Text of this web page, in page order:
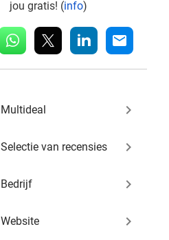
jou gratis! (info)
whatsapp linkedin mail
Multideal keyboard_arrow_right
Selectie van recensies keyboard_arrow_right
Bedrijf keyboard_arrow_right
Website keyboard_arrow_right